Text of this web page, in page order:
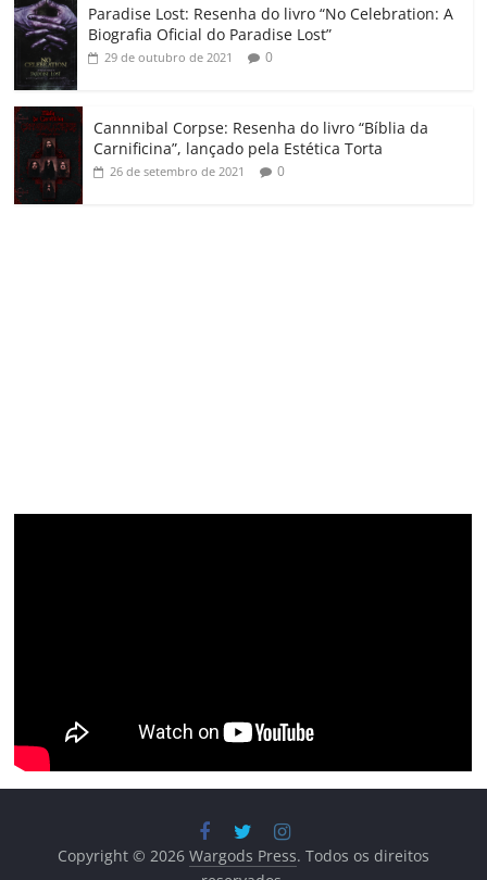
Paradise Lost: Resenha do livro “No Celebration: A
Biografia Oficial do Paradise Lost”
29 de outubro de 2021 0
Cannnibal Corpse: Resenha do livro “Bíblia da
Carnificina”, lançado pela Estética Torta
26 de setembro de 2021 0
Copyright © 2026 Wargods Press. Todos os direitos